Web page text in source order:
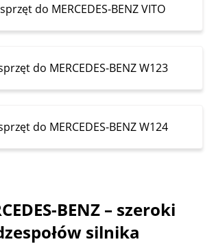
do MERCEDES-BENZ VITO
do MERCEDES-BENZ W123
do MERCEDES-BENZ W124
BENZ – szeroki
silnika